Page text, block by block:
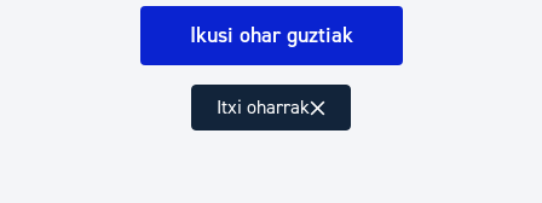
Ikusi ohar guztiak
Itxi oharrak